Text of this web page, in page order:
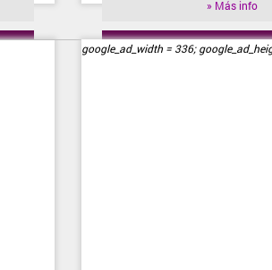
» Más info
» Visitar
google_ad_width = 336;